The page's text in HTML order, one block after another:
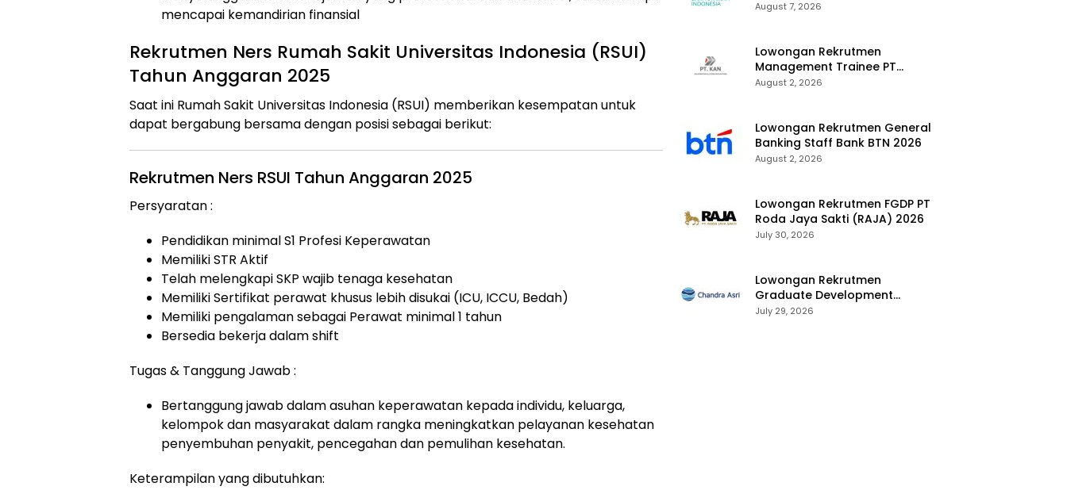
mencapai kemandirian finansial
Rekrutmen Ners Rumah Sakit Universitas Indonesia (RSUI)
Tahun Anggaran 2025
Saat ini Rumah Sakit Universitas Indonesia (RSUI) memberikan kesempatan untuk
dapat bergabung bersama dengan posisi sebagai berikut:
Rekrutmen Ners RSUI Tahun Anggaran 2025
Persyaratan :
Pendidikan minimal S1 Profesi Keperawatan
Memiliki STR Aktif
Telah melengkapi SKP wajib tenaga kesehatan
Memiliki Sertifikat perawat khusus lebih disukai (ICU, ICCU, Bedah)
Memiliki pengalaman sebagai Perawat minimal 1 tahun
Bersedia bekerja dalam shift
Tugas & Tanggung Jawab :
Bertanggung jawab dalam asuhan keperawatan kepada individu, keluarga,
kelompok dan masyarakat dalam rangka meningkatkan pelayanan kesehatan
penyembuhan penyakit, pencegahan dan pemulihan kesehatan.
Keterampilan yang dibutuhkan:
August 7, 2026
Lowongan Rekrutmen
Management Trainee PT
Kalimantan Alumina Nusantara
August 2, 2026
Lowongan Rekrutmen General
Banking Staff Bank BTN 2026
August 2, 2026
Lowongan Rekrutmen FGDP PT
Roda Jaya Sakti (RAJA) 2026
July 30, 2026
Lowongan Rekrutmen
Graduate Development
Program Chandra Asri Group
July 29, 2026